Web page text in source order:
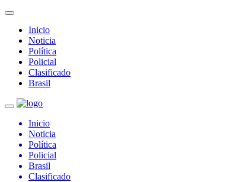
Inicio
Noticia
Política
Policial
Clasificado
Brasil
Inicio
Noticia
Política
Policial
Brasil
Clasificado